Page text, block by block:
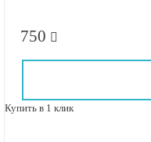
750
Купить в 1 клик